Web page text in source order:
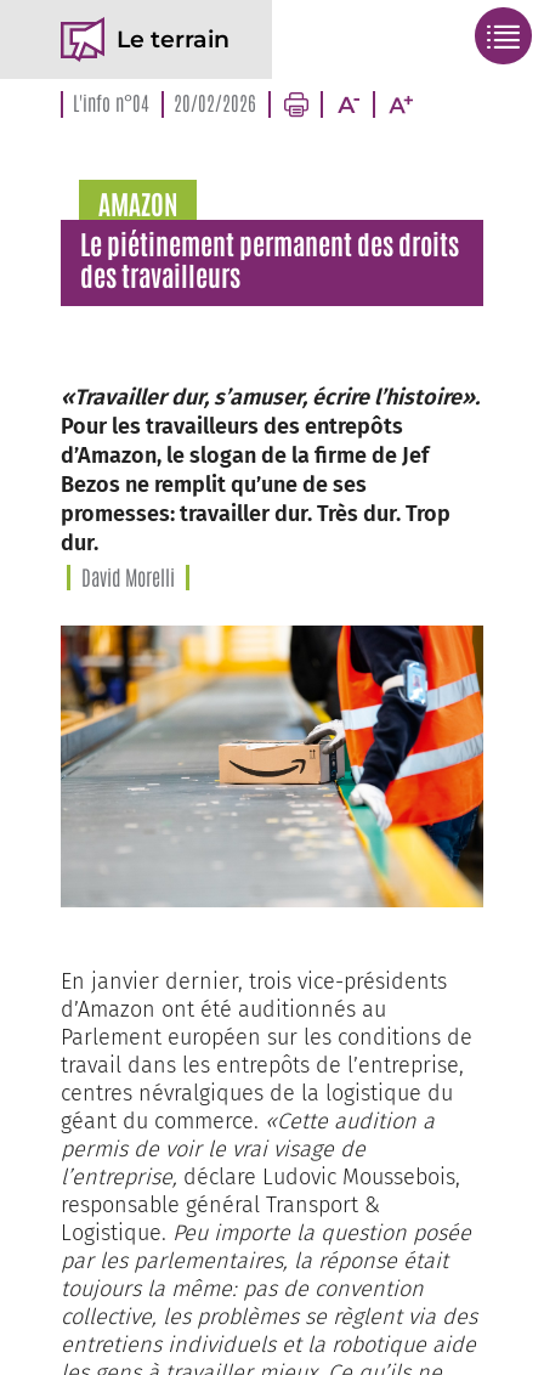
Le terrain
L'info n°04 20/02/2026
AMAZON
Le piétinement permanent des droits
des travailleurs
«Travailler dur, s’amuser, écrire l’histoire».
Pour les travailleurs des entrepôts
d’Amazon, le slogan de la firme de Jef
Bezos ne remplit qu’une de ses
promesses: travailler dur. Très dur. Trop
dur.
David Morelli
En janvier dernier, trois vice-présidents
d’Amazon ont été auditionnés au
Parlement européen sur les conditions de
travail dans les entrepôts de l’entreprise,
centres névralgiques de la logistique du
géant du commerce. «Cette audition a
permis de voir le vrai visage de
l’entreprise, déclare Ludovic Moussebois,
responsable général Transport &
Logistique. Peu importe la question posée
par les parlementaires, la réponse était
toujours la même: pas de convention
collective, les problèmes se règlent via des
entretiens individuels et la robotique aide